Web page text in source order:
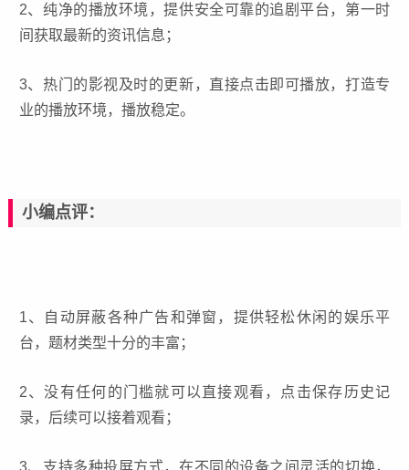
2、纯净的播放环境，提供安全可靠的追剧平台，第一时
间获取最新的资讯信息；
3、热门的影视及时的更新，直接点击即可播放，打造专
业的播放环境，播放稳定。
小编点评：
1、自动屏蔽各种广告和弹窗，提供轻松休闲的娱乐平
台，题材类型十分的丰富；
2、没有任何的门槛就可以直接观看，点击保存历史记
录，后续可以接着观看；
3、支持多种投屏方式，在不同的设备之间灵活的切换，